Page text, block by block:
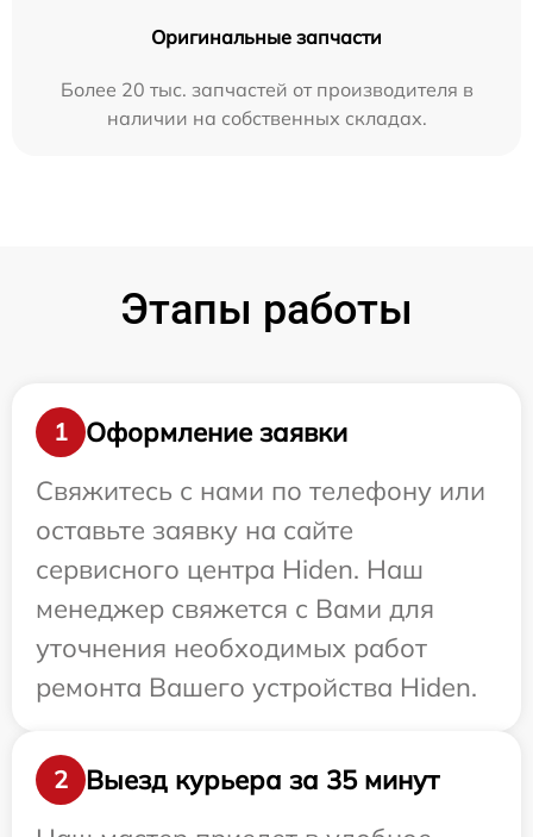
Оригинальные запчасти
Более 20 тыс. запчастей от производителя в
наличии на собственных складах.
Этапы работы
1
Оформление заявки
Свяжитесь с нами по телефону или
оставьте заявку на сайте
сервисного центра Hiden. Наш
менеджер свяжется с Вами для
уточнения необходимых работ
ремонта Вашего устройства Hiden.
2
Выезд курьера за 35 минут